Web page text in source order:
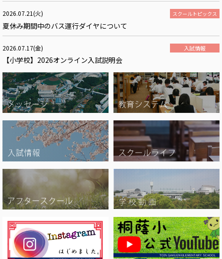
2026.07.21(火) スクールトピックス
夏休み期間中のバス運行ダイヤについて
2026.07.17(金) 入試情報
【小学校】2026オンライン入試説明会